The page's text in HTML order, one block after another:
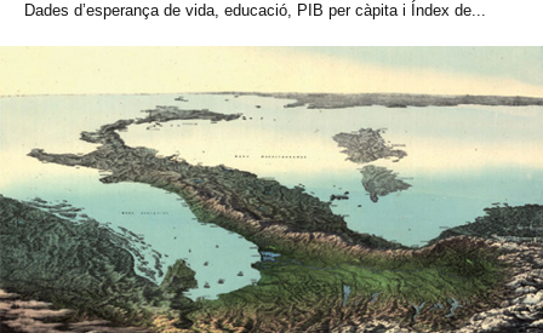
Dades d’esperança de vida, educació, PIB per càpita i Índex de...